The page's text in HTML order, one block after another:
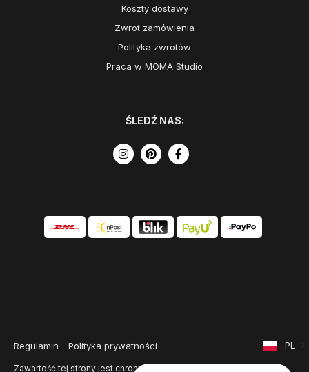
Koszty dostawy
Zwrot zamówienia
Polityka zwrotów
Praca w MOMA Studio
ŚLEDŹ NAS:
Regulamin Polityka prywatności
Zawartość tej strony jest chroniona prawem autorskim i
PL